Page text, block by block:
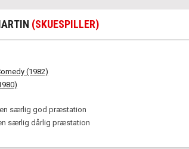
(SKUESPILLER)
(1982)
særlig god præstation
særlig dårlig præstation